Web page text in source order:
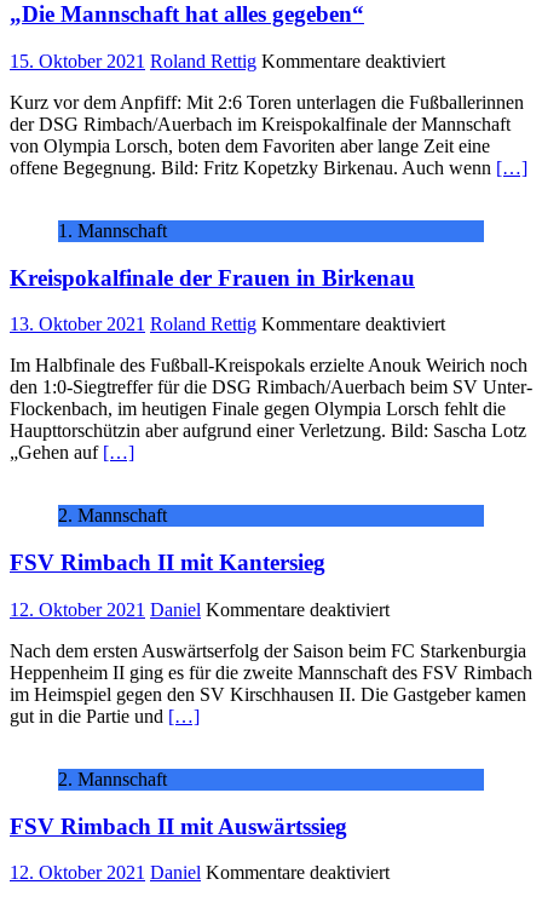
„Die Mannschaft hat alles gegeben“
15. Oktober 2021 Roland Rettig Kommentare deaktiviertfür
Mannschaft
hat
alles
gegeben“
Kurz vor dem Anpfiff: Mit 2:6 Toren unterlagen die Fußballerinnen
der DSG Rimbach/Auerbach im Kreispokalfinale der Mannschaft
von Olympia Lorsch, boten dem Favoriten aber lange Zeit eine
offene Begegnung. Bild: Fritz Kopetzky Birkenau. Auch wenn […]
1. Mannschaft
Kreispokalfinale der Frauen in Birkenau
13. Oktober 2021 Roland Rettig Kommentare deaktiviertfür
der
Frauen
in
Birkenau
Im Halbfinale des Fußball-Kreispokals erzielte Anouk Weirich noch
den 1:0-Siegtreffer für die DSG Rimbach/Auerbach beim SV Unter-
Flockenbach, im heutigen Finale gegen Olympia Lorsch fehlt die
Haupttorschützin aber aufgrund einer Verletzung. Bild: Sascha Lotz
„Gehen auf […]
2. Mannschaft
FSV Rimbach II mit Kantersieg
12. Oktober 2021 Daniel Kommentare deaktiviertfür
Rimbach
II
mit
Nach dem ersten Auswärtserfolg der Saison beim FC Starkenburgia
Heppenheim II ging es für die zweite Mannschaft des FSV Rimbach
im Heimspiel gegen den SV Kirschhausen II. Die Gastgeber kamen
gut in die Partie und […]
2. Mannschaft
FSV Rimbach II mit Auswärtssieg
12. Oktober 2021 Daniel Kommentare deaktiviertfür